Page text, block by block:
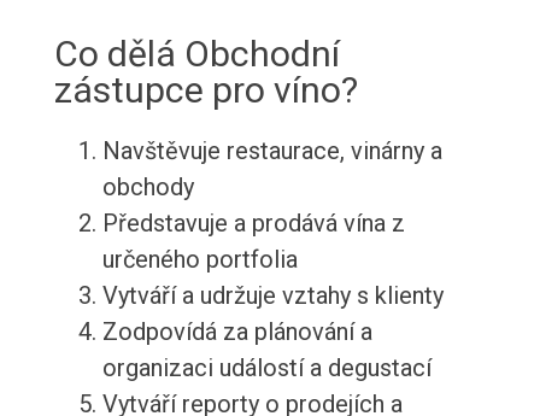
Co dělá Obchodní
zástupce pro víno?
Navštěvuje restaurace, vinárny a
obchody
Představuje a prodává vína z
určeného portfolia
Vytváří a udržuje vztahy s klienty
Zodpovídá za plánování a
organizaci událostí a degustací
Vytváří reporty o prodejích a